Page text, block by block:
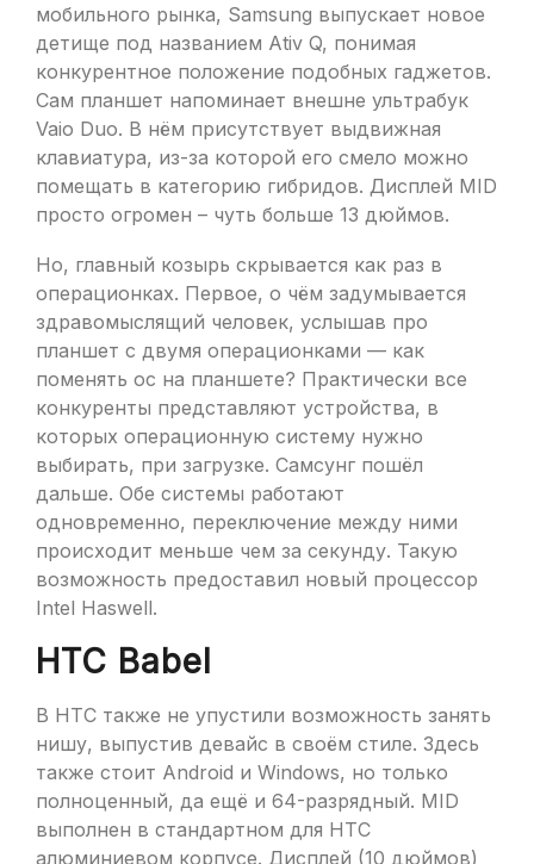
мобильного рынка, Samsung выпускает новое
детище под названием Ativ Q, понимая
конкурентное положение подобных гаджетов.
Сам планшет напоминает внешне ультрабук
Vaio Duo. В нём присутствует выдвижная
клавиатура, из-за которой его смело можно
помещать в категорию гибридов. Дисплей MID
просто огромен – чуть больше 13 дюймов.
Но, главный козырь скрывается как раз в
операционках. Первое, о чём задумывается
здравомыслящий человек, услышав про
планшет с двумя операционками — как
поменять ос на планшете? Практически все
конкуренты представляют устройства, в
которых операционную систему нужно
выбирать, при загрузке. Самсунг пошёл
дальше. Обе системы работают
одновременно, переключение между ними
происходит меньше чем за секунду. Такую
возможность предоставил новый процессор
Intel Haswell.
HTC Babel
В HTC также не упустили возможность занять
нишу, выпустив девайс в своём стиле. Здесь
также стоит Android и Windows, но только
полноценный, да ещё и 64-разрядный. MID
выполнен в стандартном для HTC
алюминиевом корпусе. Дисплей (10 дюймов)